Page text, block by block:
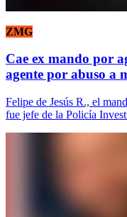
ZMG
Cae ex mando por
agente por abuso a
Felipe de Jesús R., el
fue jefe de la Policía